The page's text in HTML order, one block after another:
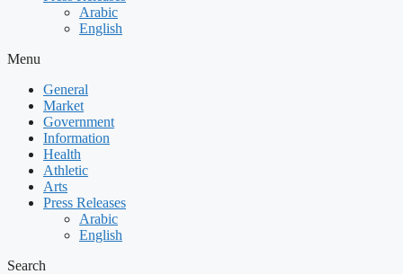
Arabic
English
Menu
General
Market
Government
Information
Health
Athletic
Arts
Press Releases
Arabic
English
Search